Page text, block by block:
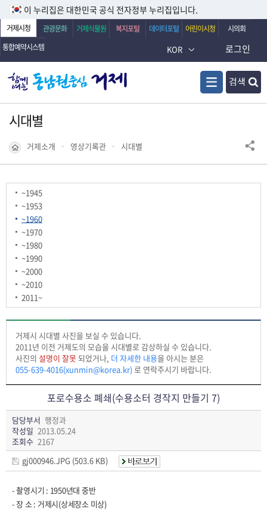
이 누리집은 대한민국 공식 전자정부 누리집입니다.
거제시청 관광문화 거제식물원 복지포털 데이터포털 어린이시청
시의회
통합예약시스템
KOR
검색
로그인
시대별
거제소개 영상기록관 시대별
~1945
~1953
~1960
~1970
~1980
~1990
~2000
~2010
2011~
거제시 시대별 사진을 보실 수 있습니다.
2011년 이전 거제도의 모습을 시대별로 감상하실 수 있습니다.
사진의 설명이 잘못 되었거나, 더 자세한 내용을 아시는 분은
055-639-4016(xunmin@korea.kr)로 연락주시기 바랍니다.
포로수용소 폐쇄(수용소터 경작지 만들기 7)
담당부서 행정과
작성일 2013.05.24
조회수 2167
gj000946.JPG (503.6 KB)
- 촬영시기 : 1950년대 중반
- 장 소 : 거제시(상세장소 미상)